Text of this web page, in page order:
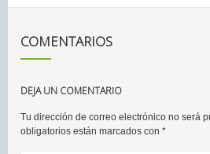
COMENTARIOS
DEJA UN COMENTARIO
Tu dirección de correo electrónico no será
obligatorios están marcados con *